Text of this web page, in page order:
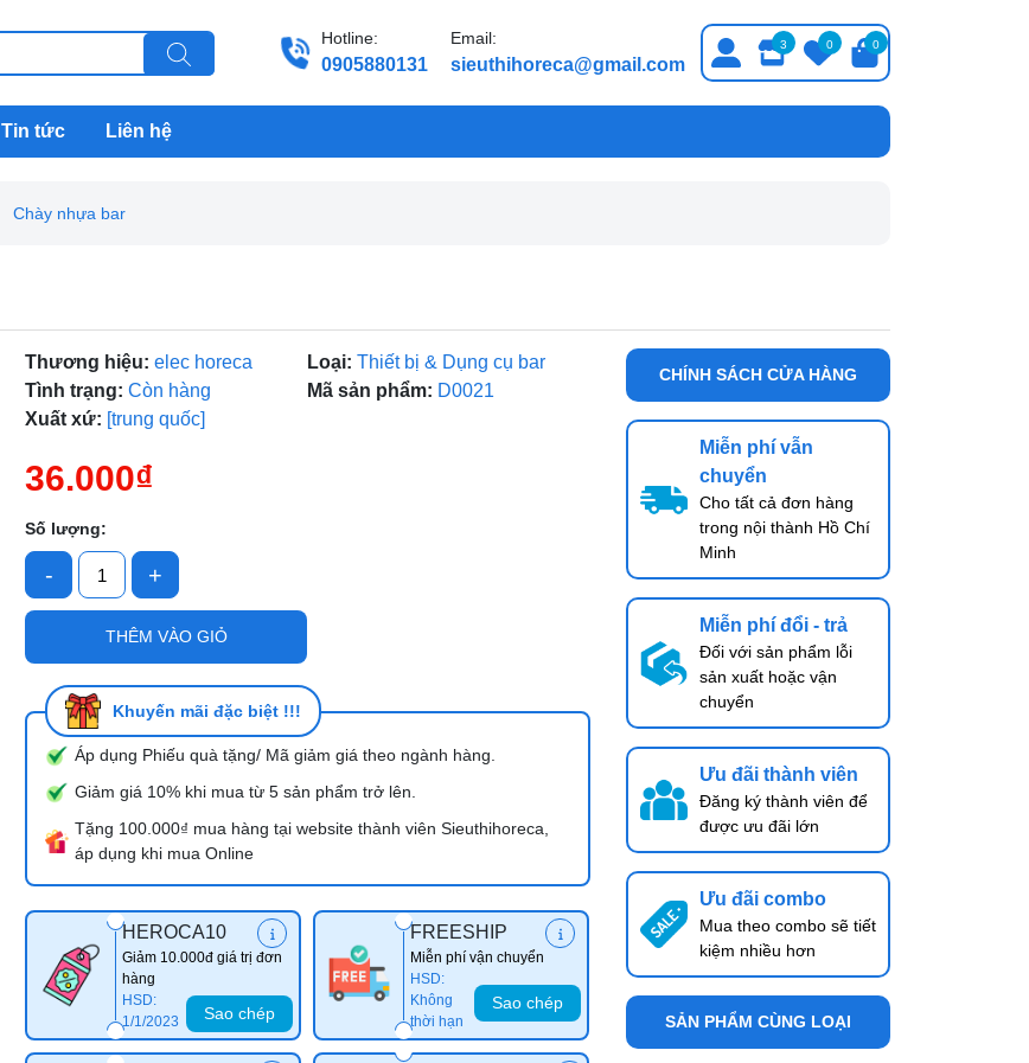
Hotline:
0905880131
Email:
sieuthihoreca@gmail.com
3 0 0
Tin tức Liên hệ
Chày nhựa bar
Thương hiệu: elec horeca Loại: Thiết bị & Dụng cụ bar
Tình trạng: Còn hàng Mã sản phẩm: D0021
Xuất xứ: [trung quốc]
36.000₫
Số lượng:
- +
THÊM VÀO GIỎ
Khuyến mãi đặc biệt !!!
Áp dụng Phiếu quà tặng/ Mã giảm giá theo ngành hàng.
Giảm giá 10% khi mua từ 5 sản phẩm trở lên.
Tặng 100.000₫ mua hàng tại website thành viên Sieuthihoreca,
áp dụng khi mua Online
HEROCA10
Giảm 10.000đ giá trị đơn
hàng
HSD:
1/1/2023
Sao chép
FREESHIP
Miễn phí vận chuyển
HSD:
Không
thời hạn
Sao chép
Mã giảm giá:
Điều kiện:
CHÍNH SÁCH CỬA HÀNG
Miễn phí vẫn
chuyển
Cho tất cả đơn hàng
trong nội thành Hồ Chí
Minh
Miễn phí đổi - trả
Đối với sản phẩm lỗi
sản xuất hoặc vận
chuyển
Ưu đãi thành viên
Đăng ký thành viên để
được ưu đãi lớn
Ưu đãi combo
Mua theo combo sẽ tiết
kiệm nhiều hơn
SẢN PHẨM CÙNG LOẠI